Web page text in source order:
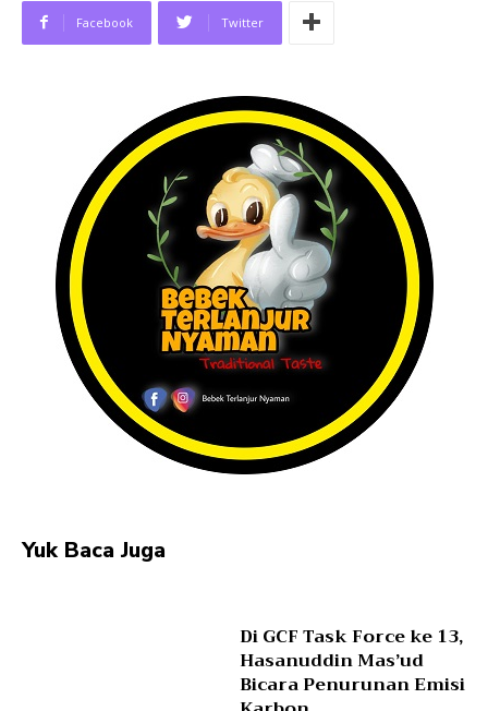
Facebook Twitter
Yuk Baca Juga
Di GCF Task Force ke 13,
Hasanuddin Mas’ud
Bicara Penurunan Emisi